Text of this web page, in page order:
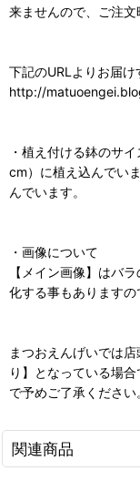
来ませんので、ご注文
下記のURLよりお届け
http://
・植え付ける鉢のサ
cm）に植え込んでい
んでいます。
・画像について
【メイン画像】はバ
化する事もありますの
まつおえんげいでは
り】となっている場
で予めご了承ください
関連商品